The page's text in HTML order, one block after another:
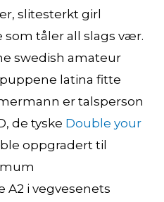
slitesterkt girl
tåler all slags vær.
swedish amateur
latina fitte
er talsperson
de tyske Double your
ble oppgradert til
A2 i vegvesenets